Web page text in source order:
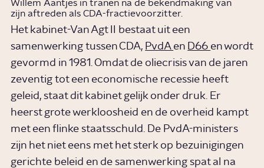
Willem Aantjes in tranen na de bekendmaking van
zijn aftreden als CDA-fractievoorzitter.
Het kabinet-Van Agt II bestaat uit een
samenwerking tussen CDA, PvdA en D66 en wordt
gevormd in 1981. Omdat de oliecrisis van de jaren
zeventig tot een economische recessie heeft
geleid, staat dit kabinet gelijk onder druk. Er
heerst grote werkloosheid en de overheid kampt
met een flinke staatsschuld. De PvdA-ministers
zijn het niet eens met het sterk op bezuinigingen
gerichte beleid en de samenwerking spat al na